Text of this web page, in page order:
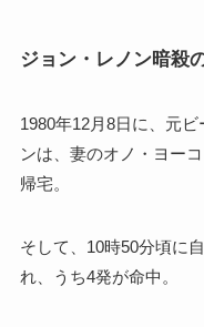
ジョン・レノン暗殺
1980年12月8日に、元
ンは、妻のオノ・ヨー
帰宅。
そして、10時50分頃に
れ、うち4発が命中。